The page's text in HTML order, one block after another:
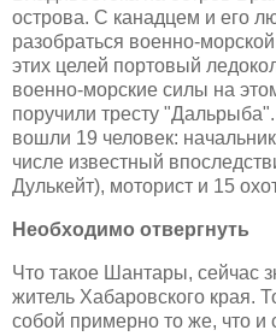
острова. С канадцем и его
разобраться военно-
этих целей портовый
военно-морские силы на
поручили тресту
вошли 19 человек:
числе известный
Дулькейт), моторист и 15
Необходимо отвергнуть
Что такое Шантары, сейчас
житель Хабаровского края.
собой примерно то же, что